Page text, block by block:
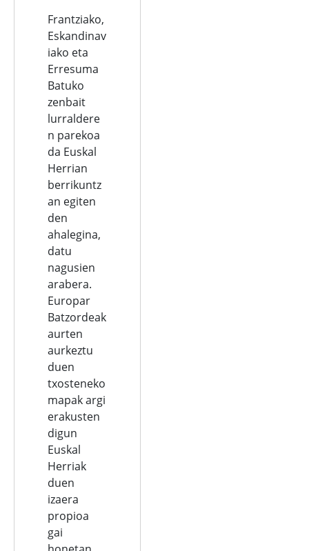
Frantziako,
Eskandinav
iako eta
Erresuma
Batuko
zenbait
lurraldere
n parekoa
da Euskal
Herrian
berrikuntz
an egiten
den
ahalegina,
datu
nagusien
arabera.
Europar
Batzordeak
aurten
aurkeztu
duen
txosteneko
mapak argi
erakusten
digun
Euskal
Herriak
duen
izaera
propioa
gai